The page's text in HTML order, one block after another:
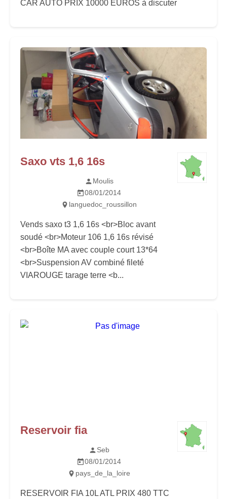
CAR AUTO PRIX 10000 EUROS à discuter
Saxo vts 1,6 16s
Moulis
08/01/2014
languedoc_roussillon
Vends saxo t3 1,6 16s <br>Bloc avant
soudé <br>Moteur 106 1,6 16s révisé
<br>Boîte MA avec couple court 13*64
<br>Suspension AV combiné fileté
VIAROUGE tarage terre <b...
Reservoir fia
Seb
08/01/2014
pays_de_la_loire
RESERVOIR FIA 10L ATL PRIX 480 TTC